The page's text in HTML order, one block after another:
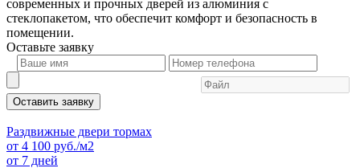
современных и прочных дверей из алюминия с
стеклопакетом, что обеспечит комфорт и безопасность в
помещении.
Оставьте заявку
Оставить заявку
Раздвижные двери тормах
от 4 100 руб./м2
от 7 дней